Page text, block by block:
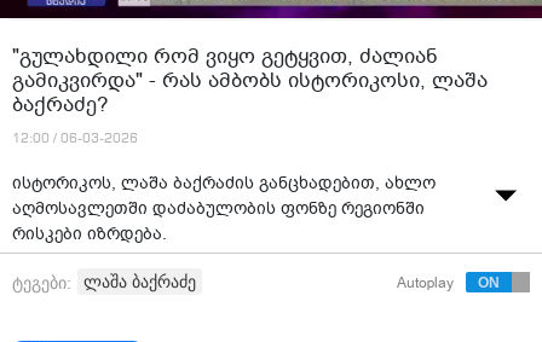
"გულახდილი რომ ვიყო გეტყვით, ძალიან
გამიკვირდა" - რას ამბობს ისტორიკოსი, ლაშა
ბაქრაძე?
12:00 / 06-03-2026
ისტორიკოს, ლაშა ბაქრაძის განცხადებით, ახლო
აღმოსავლეთში დაძაბულობის ფონზე რეგიონში
რისკები იზრდება.
ბაქრაძემ „პალიტრანიუსის“ გადაცემაში „თავისუფალი
ტეგები: ლაშა ბაქრაძე Autoplay